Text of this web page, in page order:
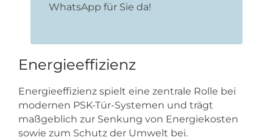
WhatsApp für Sie da!
Energieeffizienz
Energieeffizienz spielt eine zentrale Rolle bei
modernen PSK-Tür-Systemen und trägt
maßgeblich zur Senkung von Energiekosten
sowie zum Schutz der Umwelt bei.